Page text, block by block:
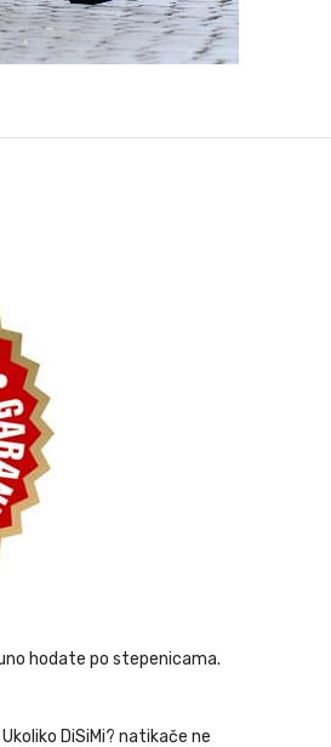
hodate po stepenicama.
DiSiMi? natikače ne